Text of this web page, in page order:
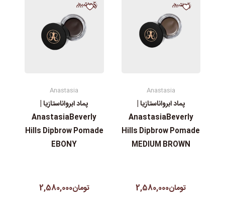
Anastasia
پماد ابرواناستازیا |
AnastasiaBeverly
Hills Dipbrow Pomade
MEDIUM BROWN
تومان2,580,000
Anastasia
پماد ابرواناستازیا |
AnastasiaBeverly
Hills Dipbrow Pomade
EBONY
تومان2,580,000